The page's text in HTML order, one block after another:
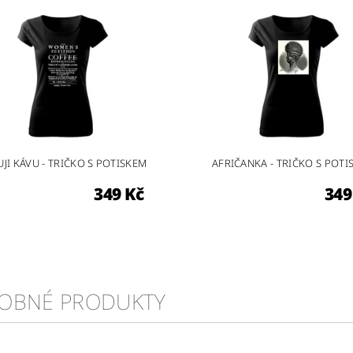
KÁVU - TRIČKO S POTISKEM
349 Kč
AFRIČANKA - TRIČKO S
PRODUKTY